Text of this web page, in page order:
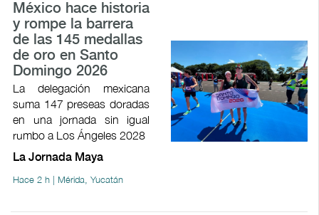
México hace historia
y rompe la barrera
de las 145 medallas
de oro en Santo
Domingo 2026
La delegación mexicana
suma 147 preseas doradas
en una jornada sin igual
rumbo a Los Ángeles 2028
La Jornada Maya
Hace 2 h | Mérida, Yucatán